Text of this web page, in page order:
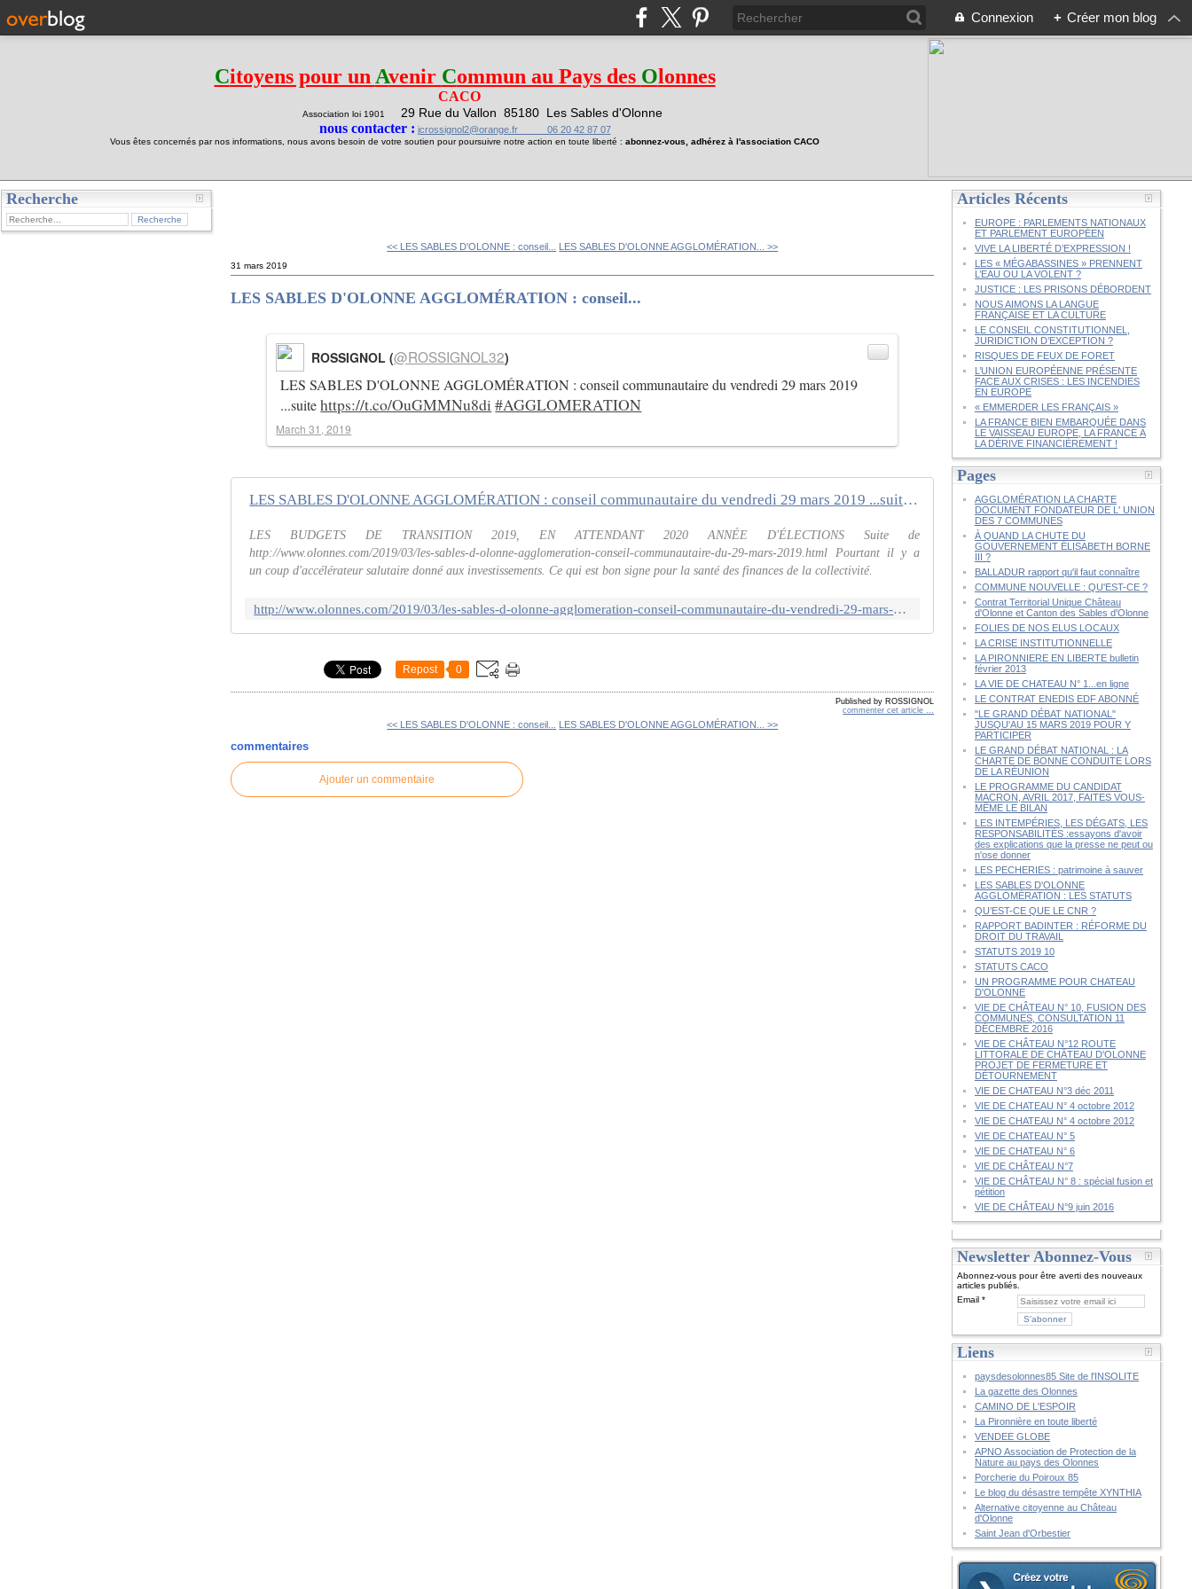
Connexion + Créer mon blog
Citoyens pour un Avenir Commun au Pays des Olonnes
CACO
Association loi 1901 29 Rue du Vallon 85180 Les Sables d'Olonne
nous contacter : jcrossignol2@orange.fr 06 20 42 87 07
Vous êtes concernés par nos informations, nous avons besoin de votre soutien pour poursuivre notre action en toute liberté : abonnez-vous, adhérez à l'association CACO
Recherche
<< LES SABLES D'OLONNE : conseil... LES SABLES D'OLONNE AGGLOMÉRATION... >>
31 mars 2019
LES SABLES D'OLONNE AGGLOMÉRATION : conseil...
LES SABLES D'OLONNE AGGLOMÉRATION : conseil communautaire du vendredi 29 mars 2019
...suitehttps://t.co/OuGMMNu8di #AGGLOMERATION
ROSSIGNOL (@ROSSIGNOL32)
March 31, 2019
LES SABLES D'OLONNE AGGLOMÉRATION : conseil communautaire du vendredi 29 mars 2019 ...suite - Citoyens au Pays d'Olonne
LES BUDGETS DE TRANSITION 2019, EN ATTENDANT 2020 ANNÉE D'ÉLECTIONS Suite de
http://www.olonnes.com/2019/03/les-sables-d-olonne-agglomeration-conseil-communautaire-du-29-mars-2019.html Pourtant il y a
un coup d'accélérateur salutaire donné aux investissements. Ce qui est bon signe pour la santé des finances de la collectivité.
http://www.olonnes.com/2019/03/les-sables-d-olonne-agglomeration-conseil-communautaire-du-vendredi-29-mars-2019.suite.html
Repost 0
Published by ROSSIGNOL
commenter cet article
<< LES SABLES D'OLONNE : conseil... LES SABLES D'OLONNE AGGLOMÉRATION... >>
commentaires
Ajouter un commentaire
Articles Récents
EUROPE : PARLEMENTS NATIONAUX
ET PARLEMENT EUROPÉEN
VIVE LA LIBERTÉ D’EXPRESSION !
LES « MÉGABASSINES » PRENNENT
L’EAU OU LA VOLENT ?
JUSTICE : LES PRISONS DÉBORDENT
NOUS AIMONS LA LANGUE
FRANÇAISE ET LA CULTURE
LE CONSEIL CONSTITUTIONNEL,
JURIDICTION D’EXCEPTION ?
RISQUES DE FEUX DE FORET
L’UNION EUROPÉENNE PRÉSENTE
FACE AUX CRISES : LES INCENDIES
EN EUROPE
« EMMERDER LES FRANÇAIS »
LA FRANCE BIEN EMBARQUÉE DANS
LE VAISSEAU EUROPE, LA FRANCE À
LA DÉRIVE FINANCIÈREMENT !
Pages
AGGLOMÉRATION LA CHARTE
DOCUMENT FONDATEUR DE L' UNION
DES 7 COMMUNES
À QUAND LA CHUTE DU
GOUVERNEMENT ÉLISABETH BORNE
III ?
BALLADUR rapport qu'il faut connaître
COMMUNE NOUVELLE : QU'EST-CE ?
Contrat Territorial Unique Château
d'Olonne et Canton des Sables d'Olonne
FOLIES DE NOS ELUS LOCAUX
LA CRISE INSTITUTIONNELLE
LA PIRONNIERE EN LIBERTE bulletin
février 2013
LA VIE DE CHATEAU N° 1...en ligne
LE CONTRAT ENEDIS EDF ABONNÉ
"LE GRAND DÉBAT NATIONAL"
JUSQU'AU 15 MARS 2019 POUR Y
PARTICIPER
LE GRAND DÉBAT NATIONAL : LA
CHARTE DE BONNE CONDUITE LORS
DE LA RÉUNION
LE PROGRAMME DU CANDIDAT
MACRON, AVRIL 2017, FAITES VOUS-
MÊME LE BILAN
LES INTEMPÉRIES, LES DÉGATS, LES
RESPONSABILITÉS :essayons d'avoir
des explications que la presse ne peut ou
n'ose donner
LES PECHERIES : patrimoine à sauver
LES SABLES D'OLONNE
AGGLOMÉRATION : LES STATUTS
QU’EST-CE QUE LE CNR ?
RAPPORT BADINTER : RÉFORME DU
DROIT DU TRAVAIL
STATUTS 2019 10
STATUTS CACO
UN PROGRAMME POUR CHATEAU
D'OLONNE
VIE DE CHÂTEAU N° 10, FUSION DES
COMMUNES, CONSULTATION 11
DÉCEMBRE 2016
VIE DE CHÂTEAU N°12 ROUTE
LITTORALE DE CHÂTEAU D'OLONNE
PROJET DE FERMETURE ET
DÉTOURNEMENT
VIE DE CHATEAU N°3 déc 2011
VIE DE CHATEAU N° 4 octobre 2012
VIE DE CHATEAU N° 4 octobre 2012
VIE DE CHATEAU N° 5
VIE DE CHATEAU N° 6
VIE DE CHÂTEAU N°7
VIE DE CHÂTEAU N° 8 : spécial fusion et
pétition
VIE DE CHÂTEAU N°9 juin 2016
Newsletter Abonnez-Vous
Abonnez-vous pour être averti des nouveaux
articles publiés.
Email
Liens
paysdesolonnes85 Site de l'INSOLITE
La gazette des Olonnes
CAMINO DE L'ESPOIR
La Pironnière en toute liberté
VENDEE GLOBE
APNO Association de Protection de la
Nature au pays des Olonnes
Porcherie du Poiroux 85
Le blog du désastre tempête XYNTHIA
Alternative citoyenne au Château
d'Olonne
Saint Jean d'Orbestier